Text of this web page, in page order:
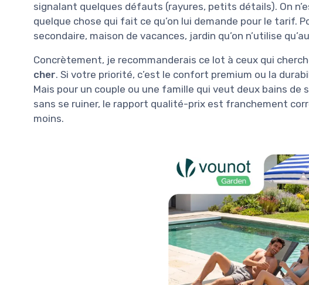
signalant quelques défauts (rayures, petits détails). On
quelque chose qui fait ce qu’on lui demande pour le tarif.
secondaire, maison de vacances, jardin qu’on n’utilise
Concrètement, je recommanderais ce lot à ceux qui
cher. Si votre priorité, c’est le confort premium ou la
Mais pour un couple ou une famille qui veut deux bains de
sans se ruiner, le rapport qualité-prix est franchement
moins.